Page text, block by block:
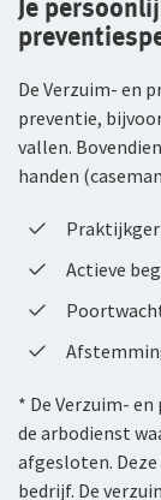
Voor jou als
Reizen
Expat
Je
De Verzuim- en
preventie,
vallen.
handen
Actieve
* De Verzuim-
de arbodienst
afgesloten.
bedrijf. De